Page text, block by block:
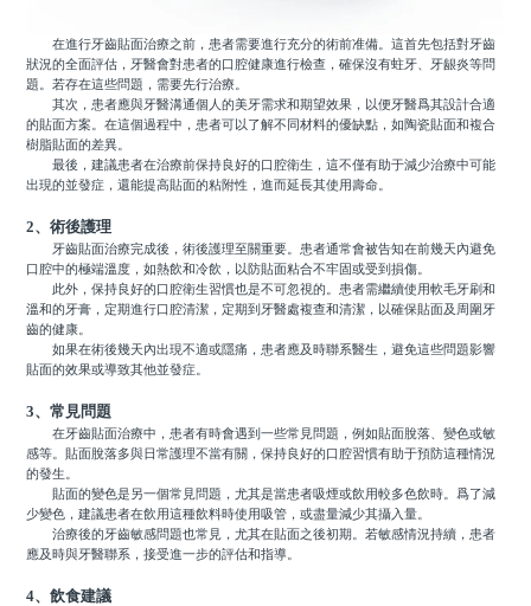
在進行牙齒貼面治療之前，患者需要進行充分的術前准備。這首先包括對牙齒
狀況的全面評估，牙醫會對患者的口腔健康進行檢查，確保沒有蛀牙、牙龈炎等問
題。若存在這些問題，需要先行治療。
其次，患者應與牙醫溝通個人的美牙需求和期望效果，以便牙醫爲其設計合適
的貼面方案。在這個過程中，患者可以了解不同材料的優缺點，如陶瓷貼面和複合
樹脂貼面的差異。
最後，建議患者在治療前保持良好的口腔衛生，這不僅有助于減少治療中可能
出現的並發症，還能提高貼面的粘附性，進而延長其使用壽命。
2、術後護理
牙齒貼面治療完成後，術後護理至關重要。患者通常會被告知在前幾天內避免
口腔中的極端溫度，如熱飲和冷飲，以防貼面粘合不牢固或受到損傷。
此外，保持良好的口腔衛生習慣也是不可忽視的。患者需繼續使用軟毛牙刷和
溫和的牙膏，定期進行口腔清潔，定期到牙醫處複查和清潔，以確保貼面及周圍牙
齒的健康。
如果在術後幾天內出現不適或隱痛，患者應及時聯系醫生，避免這些問題影響
貼面的效果或導致其他並發症。
3、常見問題
在牙齒貼面治療中，患者有時會遇到一些常見問題，例如貼面脫落、變色或敏
感等。貼面脫落多與日常護理不當有關，保持良好的口腔習慣有助于預防這種情況
的發生。
貼面的變色是另一個常見問題，尤其是當患者吸煙或飲用較多色飲時。爲了減
少變色，建議患者在飲用這種飲料時使用吸管，或盡量減少其攝入量。
治療後的牙齒敏感問題也常見，尤其在貼面之後初期。若敏感情況持續，患者
應及時與牙醫聯系，接受進一步的評估和指導。
4、飲食建議